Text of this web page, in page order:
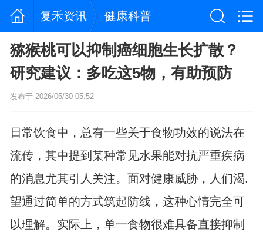
复禾资讯 健康科普
猕猴桃可以抑制癌细胞生长扩散？
研究建议：多吃这5物，有助预防
发布于 2026/05/30 05:52
日常饮食中，总有一些关于食物功效的说法在
流传，其中提到某种常见水果能对抗严重疾病
的消息尤其引人关注。面对健康威胁，人们渴.
望通过简单的方式筑起防线，这种心情完全可
以理解。实际上，单一食物很难具备直接抑制